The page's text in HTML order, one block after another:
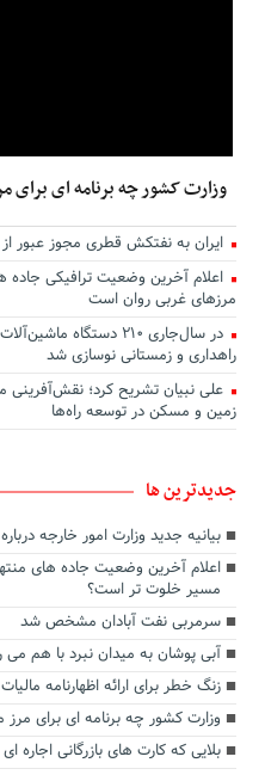
وزارت کشور چه برنامه ای برای
ایران به نفتکش قطری مجوز عبور
اعلام آخرین وضعیت ترافیکی جاده
مرزهای غربی روان است
در سال‌جاری ۲۱۰ دستگاه
راهداری و زمستانی نوسازی شد
علی نبیان تشریح کرد؛ نقش‌آفرینی
زمین و مسکن در توسعه راه‌ها
جديدترين ها
بیانیه جدید وزارت امور خارجه
اعلام آخرین وضعیت جاده های
مسیر خلوت تر است؟
سرمربی نفت آبادان مشخص شد
آبی پوشان به میدان نبرد با هم می
زنگ خطر برای ارائه اظهارنامه
وزارت کشور چه برنامه ای برای مرز
بلایی که کارت های بازرگانی اجاره